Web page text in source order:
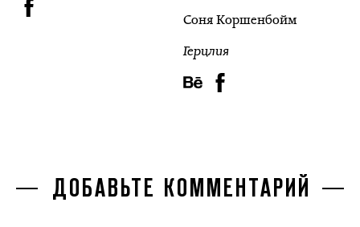
Соня Коршенбойм
Герцлия
ДОБАВЬТЕ КОММЕНТАРИЙ